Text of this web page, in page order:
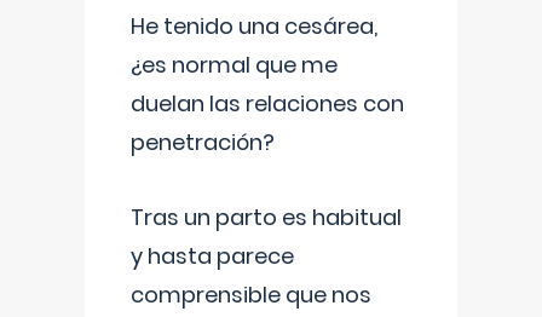
He tenido una cesárea,
¿es normal que me
duelan las relaciones con
penetración?
Tras un parto es habitual
y hasta parece
comprensible que nos